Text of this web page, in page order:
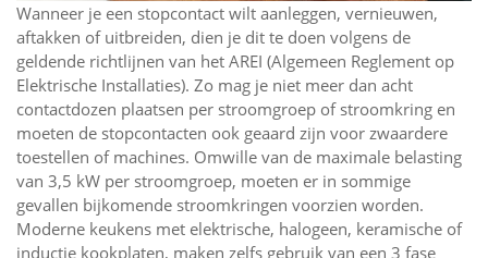
Wanneer je een stopcontact wilt aanleggen, vernieuwen,
aftakken of uitbreiden, dien je dit te doen volgens de
geldende richtlijnen van het AREI (Algemeen Reglement op
Elektrische Installaties). Zo mag je niet meer dan acht
contactdozen plaatsen per stroomgroep of stroomkring en
moeten de stopcontacten ook geaard zijn voor zwaardere
toestellen of machines. Omwille van de maximale belasting
van 3,5 kW per stroomgroep, moeten er in sommige
gevallen bijkomende stroomkringen voorzien worden.
Moderne keukens met elektrische, halogeen, keramische of
inductie kookplaten, maken zelfs gebruik van een 3 fase